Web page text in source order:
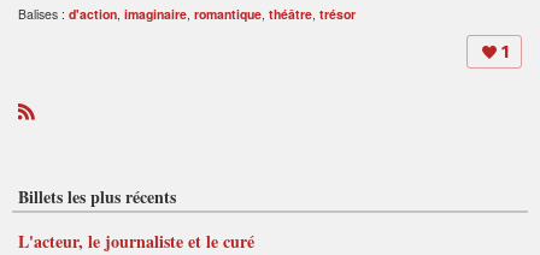
Balises : d'action, imaginaire, romantique, théâtre, trésor
1
R
Billets les plus récents
L'acteur, le journaliste et le curé